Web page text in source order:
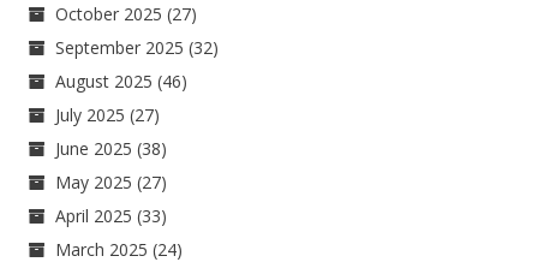
October 2025 (27)
September 2025 (32)
August 2025 (46)
July 2025 (27)
June 2025 (38)
May 2025 (27)
April 2025 (33)
March 2025 (24)